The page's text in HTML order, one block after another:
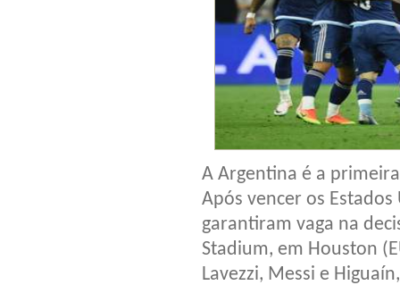
A Argentina é a
Após vencer os
garantiram vaga na
Stadium, em Houston
Lavezzi, Messi e